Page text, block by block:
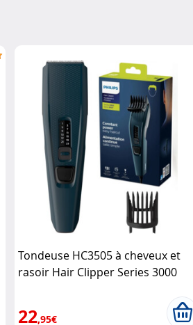
Tondeuse HC3505 à cheveux et
rasoir Hair Clipper Series 3000
22,95€